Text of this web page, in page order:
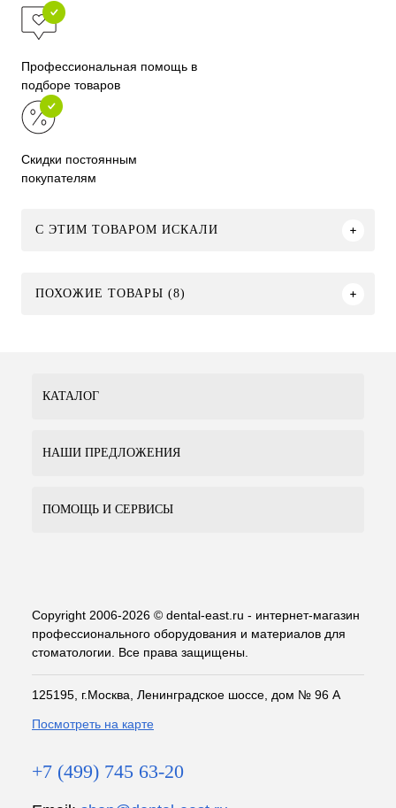
Профессиональная помощь в
подборе товаров
Скидки постоянным
покупателям
C ЭТИМ ТОВАРОМ ИСКАЛИ
ПОХОЖИЕ ТОВАРЫ (8)
КАТАЛОГ
НАШИ ПРЕДЛОЖЕНИЯ
ПОМОЩЬ И СЕРВИСЫ
Copyright 2006-2026 © dental-east.ru - интернет-магазин
профессионального оборудования и материалов для
стоматологии. Все права защищены.
125195, г.Москва, Ленинградское шоссе, дом № 96 А
Посмотреть на карте
+7 (499) 745 63-20